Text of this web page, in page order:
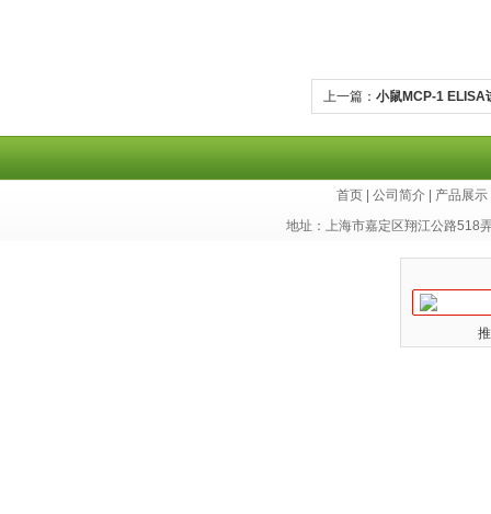
上一篇： 小鼠MCP-1 ELISA
首页 公司简介 产品展示
地址：上海市嘉定区翔江公路518